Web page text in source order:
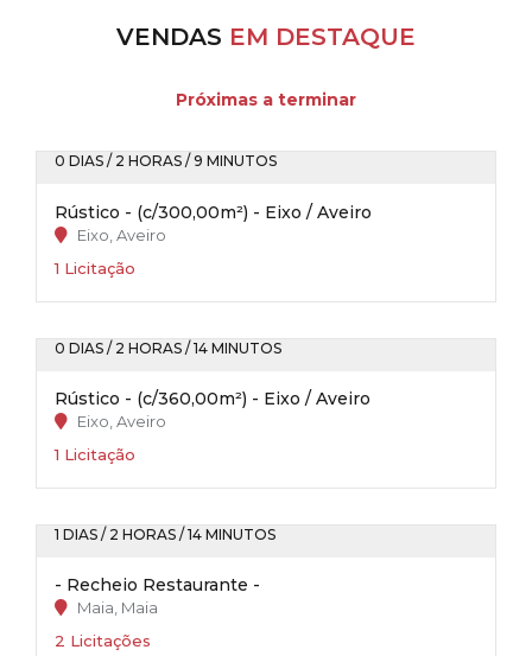
VENDAS EM DESTAQUE
Próximas a terminar
0 DIAS / 2 HORAS / 9 MINUTOS
Rústico - (c/300,00m²) - Eixo / Aveiro
Eixo, Aveiro
1 Licitação
0 DIAS / 2 HORAS / 14 MINUTOS
Rústico - (c/360,00m²) - Eixo / Aveiro
Eixo, Aveiro
1 Licitação
1 DIAS / 2 HORAS / 14 MINUTOS
- Recheio Restaurante -
Maia, Maia
2 Licitações